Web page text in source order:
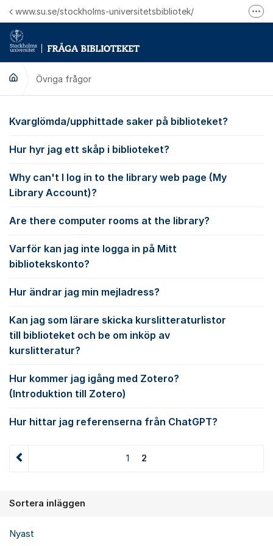
Hoppa till innehåll
www.su.se/stockholms-universitetsbibliotek/
Övriga frågor
Övriga frågor
Kvarglömda/upphittade saker på biblioteket?
Hur hyr jag ett skåp i biblioteket?
Why can't I log in to the library web page (My
Library Account)?
Are there computer rooms at the library?
Varför kan jag inte logga in på Mitt
bibliotekskonto?
Hur ändrar jag min mejladress?
Kan jag som lärare skicka kurslitteraturlistor
till biblioteket och be om inköp av
kurslitteratur?
Hur kommer jag igång med Zotero?
(Introduktion till Zotero)
Hur hittar jag referenserna från ChatGPT?
1 2
Sortera inläggen
Nyast